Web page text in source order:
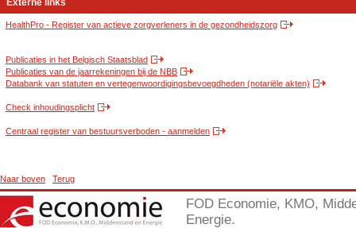
Externe links
HealthPro - Register van actieve zorgverleners in de gezondheidszorg
Publicaties in het Belgisch Staatsblad
Publicaties van de jaarrekeningen bij de NBB
Databank van statuten en vertegenwoordigingsbevoegdheden (notariële akten)
Check inhoudingsplicht
Centraal register van bestuursverboden - aanmelden
Naar boven Terug
FOD Economie, KMO,
Energie.